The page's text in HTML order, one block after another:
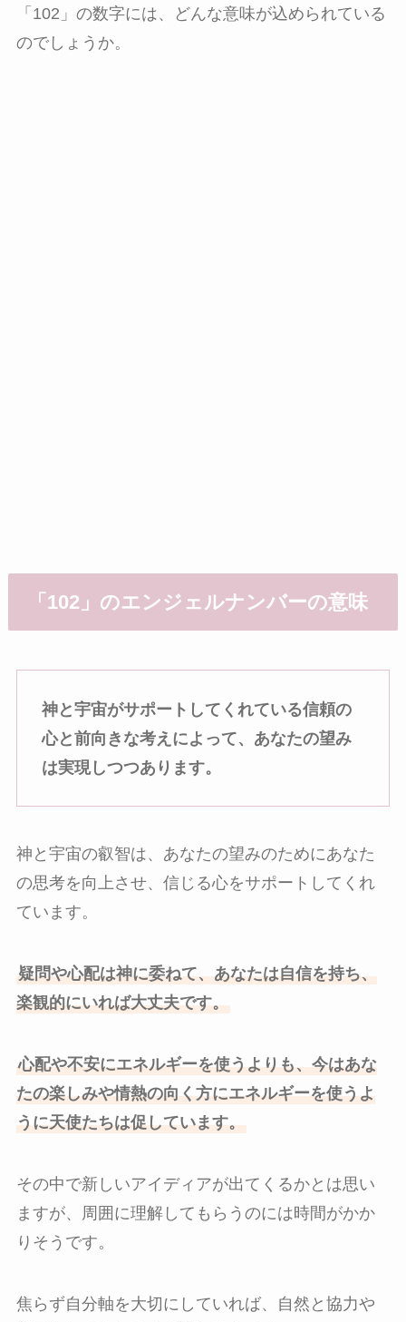
「102」の数字には、どんな意味が込められている
のでしょうか。
「102」のエンジェルナンバーの意味
神と宇宙がサポートしてくれている信頼の
心と前向きな考えによって、あなたの望み
は実現しつつあります。
神と宇宙の叡智は、あなたの望みのためにあなた
の思考を向上させ、信じる心をサポートしてくれ
ています。
疑問や心配は神に委ねて、あなたは自信を持ち、
楽観的にいれば大丈夫です。
心配や不安にエネルギーを使うよりも、今はあな
たの楽しみや情熱の向く方にエネルギーを使うよ
うに天使たちは促しています。
その中で新しいアイディアが出てくるかとは思い
ますが、周囲に理解してもらうのには時間がかか
りそうです。
焦らず自分軸を大切にしていれば、自然と協力や